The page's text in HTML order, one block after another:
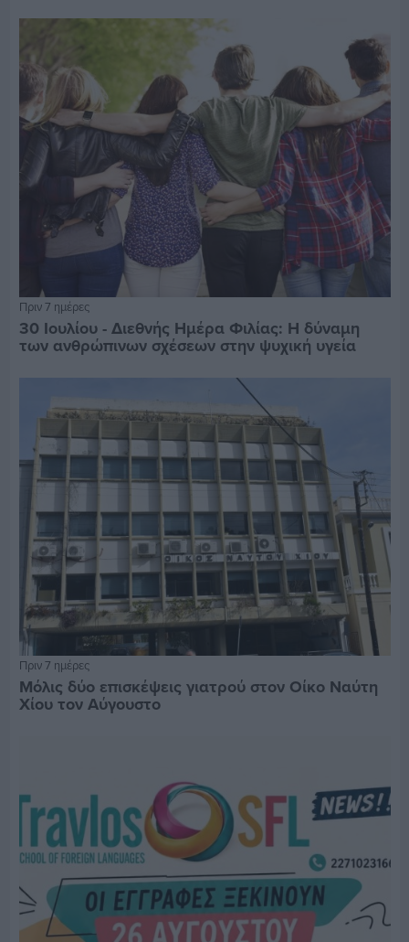
Πριν 7 ημέρες
30 Ιουλίου - Διεθνής Ημέρα Φιλίας: Η δύναμη
των ανθρώπινων σχέσεων στην ψυχική υγεία
Πριν 7 ημέρες
Μόλις δύο επισκέψεις γιατρού στον Οίκο Ναύτη
Χίου τον Αύγουστο